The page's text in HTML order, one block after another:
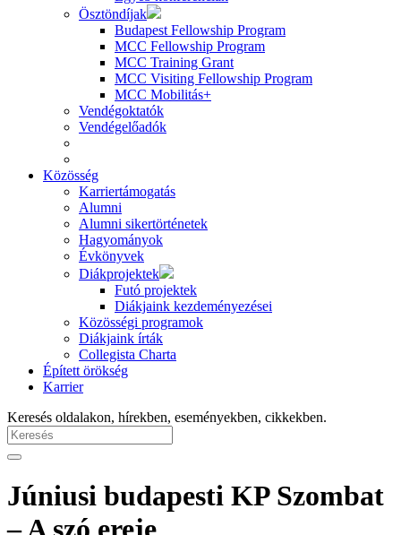
Ösztöndíjak
Budapest Fellowship Program
MCC Fellowship Program
MCC Training Grant
MCC Visiting Fellowship Program
MCC Mobilitás+
Vendégoktatók
Vendégelőadók
Közösség
Karriertámogatás
Alumni
Alumni sikertörténetek
Hagyományok
Évkönyvek
Diákprojektek
Futó projektek
Diákjaink kezdeményezései
Közösségi programok
Diákjaink írták
Collegista Charta
Épített örökség
Karrier
Keresés oldalakon, hírekben, eseményekben, cikkekben.
Júniusi budapesti KP Szombat